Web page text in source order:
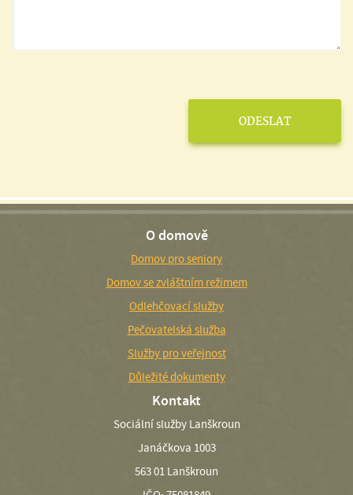
O domově
Domov pro seniory
Domov se zvláštním režimem
Odlehčovací služby
Pečovatelská služba
Služby pro veřejnost
Důležité dokumenty
Kontakt
Sociální služby Lanškroun
Janáčkova 1003
563 01 Lanškroun